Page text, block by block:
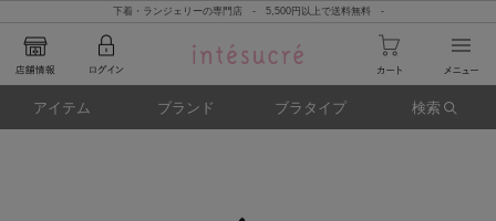
下着・ランジェリーの専門店 - 5,500円以上で送料無料 -
アイテム ブランド ブラタイプ 検索